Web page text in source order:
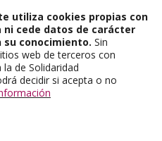
utiliza cookies propias con
cede datos de carácter
su conocimiento. Sin
web de terceros con
de Solidaridad
decidir si acepta o no